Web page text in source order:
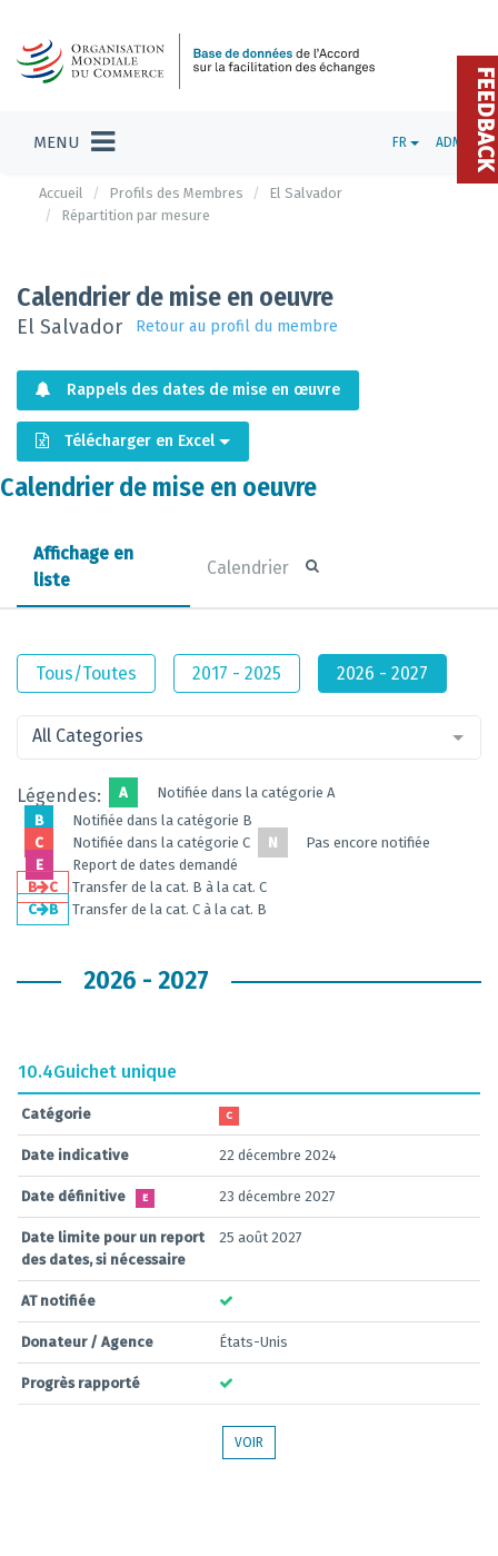
MENU FR ADMIN
Accueil Profils des Membres
El Salvador
Répartition par mesure
Calendrier de mise en oeuvre
El Salvador Retour au profil du membre
Rappels des dates de mise en œuvre
Télécharger en Excel
Calendrier de mise en oeuvre
Affichage en
liste
Calendrier
Tous/Toutes 2017 - 2025 2026 - 2027
All Categories
Légendes: A
Notifiée dans la catégorie A
B
Notifiée dans la catégorie B
C
Notifiée dans la catégorie C N
Pas encore notifiée
E
Report de dates demandé
B
C
Transfer de la cat. B à la cat. C
C
B Transfer de la cat. C à la cat. B
2026 - 2027
10.4Guichet unique
Catégorie C
Date indicative 22 décembre 2024
Date définitive E 23 décembre 2027
Date limite pour un report
des dates, si nécessaire
25 août 2027
AT notifiée
Donateur / Agence États-Unis
Progrès rapporté
VOIR
FEEDBACK